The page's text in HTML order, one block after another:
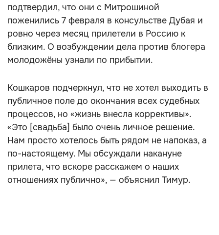
подтвердил, что они с Митрошиной
поженились 7 февраля в консульстве Дубая и
ровно через месяц прилетели в Россию к
близким. О возбуждении дела против блогера
молодожёны узнали по прибытии.
Кошкаров подчеркнул, что не хотел выходить в
публичное поле до окончания всех судебных
процессов, но «жизнь внесла коррективы».
«Это [свадьба] было очень личное решение.
Нам просто хотелось быть рядом не напоказ, а
по-настоящему. Мы обсуждали накануне
прилета, что вскоре расскажем о наших
отношениях публично», — объяснил Тимур.